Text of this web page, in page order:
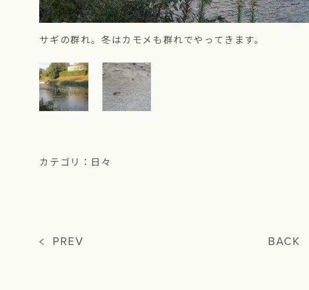
サギの群れ。冬はカモメも群れでやってきます。
カテゴリ： 日々
PREV BACK